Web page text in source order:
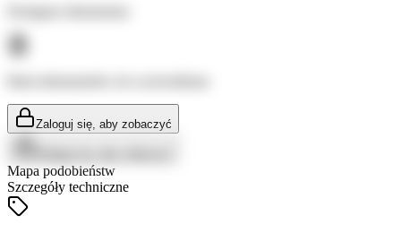
Zaloguj się, aby zobaczyć
Mapa podobieństw
Szczegóły techniczne